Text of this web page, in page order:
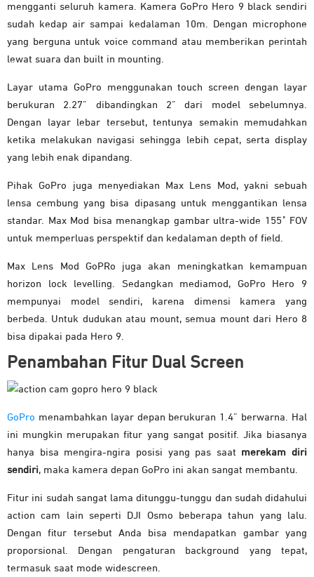
mengganti seluruh kamera. Kamera GoPro Hero 9 black sendiri
sudah kedap air sampai kedalaman 10m. Dengan microphone
yang berguna untuk voice command atau memberikan perintah
lewat suara dan built in mounting.
Layar utama GoPro menggunakan touch screen dengan layar
berukuran 2.27” dibandingkan 2” dari model sebelumnya.
Dengan layar lebar tersebut, tentunya semakin memudahkan
ketika melakukan navigasi sehingga lebih cepat, serta display
yang lebih enak dipandang.
Pihak GoPro juga menyediakan Max Lens Mod, yakni sebuah
lensa cembung yang bisa dipasang untuk menggantikan lensa
standar. Max Mod bisa menangkap gambar ultra-wide 155˚ FOV
untuk memperluas perspektif dan kedalaman depth of field.
Max Lens Mod GoPRo juga akan meningkatkan kemampuan
horizon lock levelling. Sedangkan mediamod, GoPro Hero 9
mempunyai model sendiri, karena dimensi kamera yang
berbeda. Untuk dudukan atau mount, semua mount dari Hero 8
bisa dipakai pada Hero 9.
Penambahan Fitur Dual Screen
GoPro menambahkan layar depan berukuran 1.4” berwarna. Hal
ini mungkin merupakan fitur yang sangat positif. Jika biasanya
hanya bisa mengira-ngira posisi yang pas saat merekam diri
sendiri, maka kamera depan GoPro ini akan sangat membantu.
Fitur ini sudah sangat lama ditunggu-tunggu dan sudah didahului
action cam lain seperti DJI Osmo beberapa tahun yang lalu.
Dengan fitur tersebut Anda bisa mendapatkan gambar yang
proporsional. Dengan pengaturan background yang tepat,
termasuk saat mode widescreen.